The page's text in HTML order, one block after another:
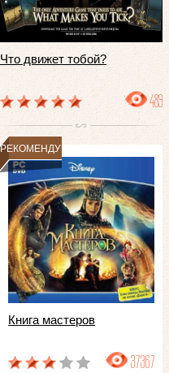
Что движет тобой?
489
РЕКОМЕНДУЕМ
Книга мастеров
37367